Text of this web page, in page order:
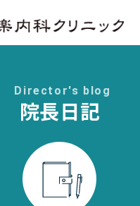
いて
Director's blog
院長日記